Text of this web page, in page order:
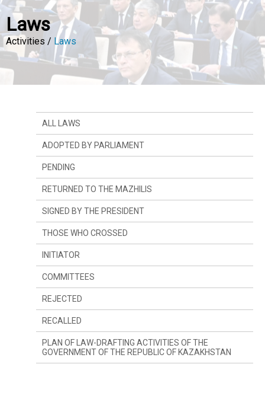
Laws
Activities / Laws
ALL LAWS
ADOPTED BY PARLIAMENT
PENDING
RETURNED TO THE MAZHILIS
SIGNED BY THE PRESIDENT
THOSE WHO CROSSED
SINCE LAST YEAR
SINCE LAST SESSION
INITIATOR
THE PRESIDENT
DEPUTIES
GOVERNMENT
COMMITTEES
COMMITTEE ON CONSTITUTIONAL LEGISLATION,
JUDICIARY SYSTEM AND LAW ENFORCEMENT
AGENCIES
COMMITTEE ON FINANCES AND BUDGET
COMMITTEE ON INTERNATIONAL RELATIONS,
REJECTED
RECALLED
PLAN OF LAW-DRAFTING ACTIVITIES OF THE
GOVERNMENT OF THE REPUBLIC OF KAZAKHSTAN